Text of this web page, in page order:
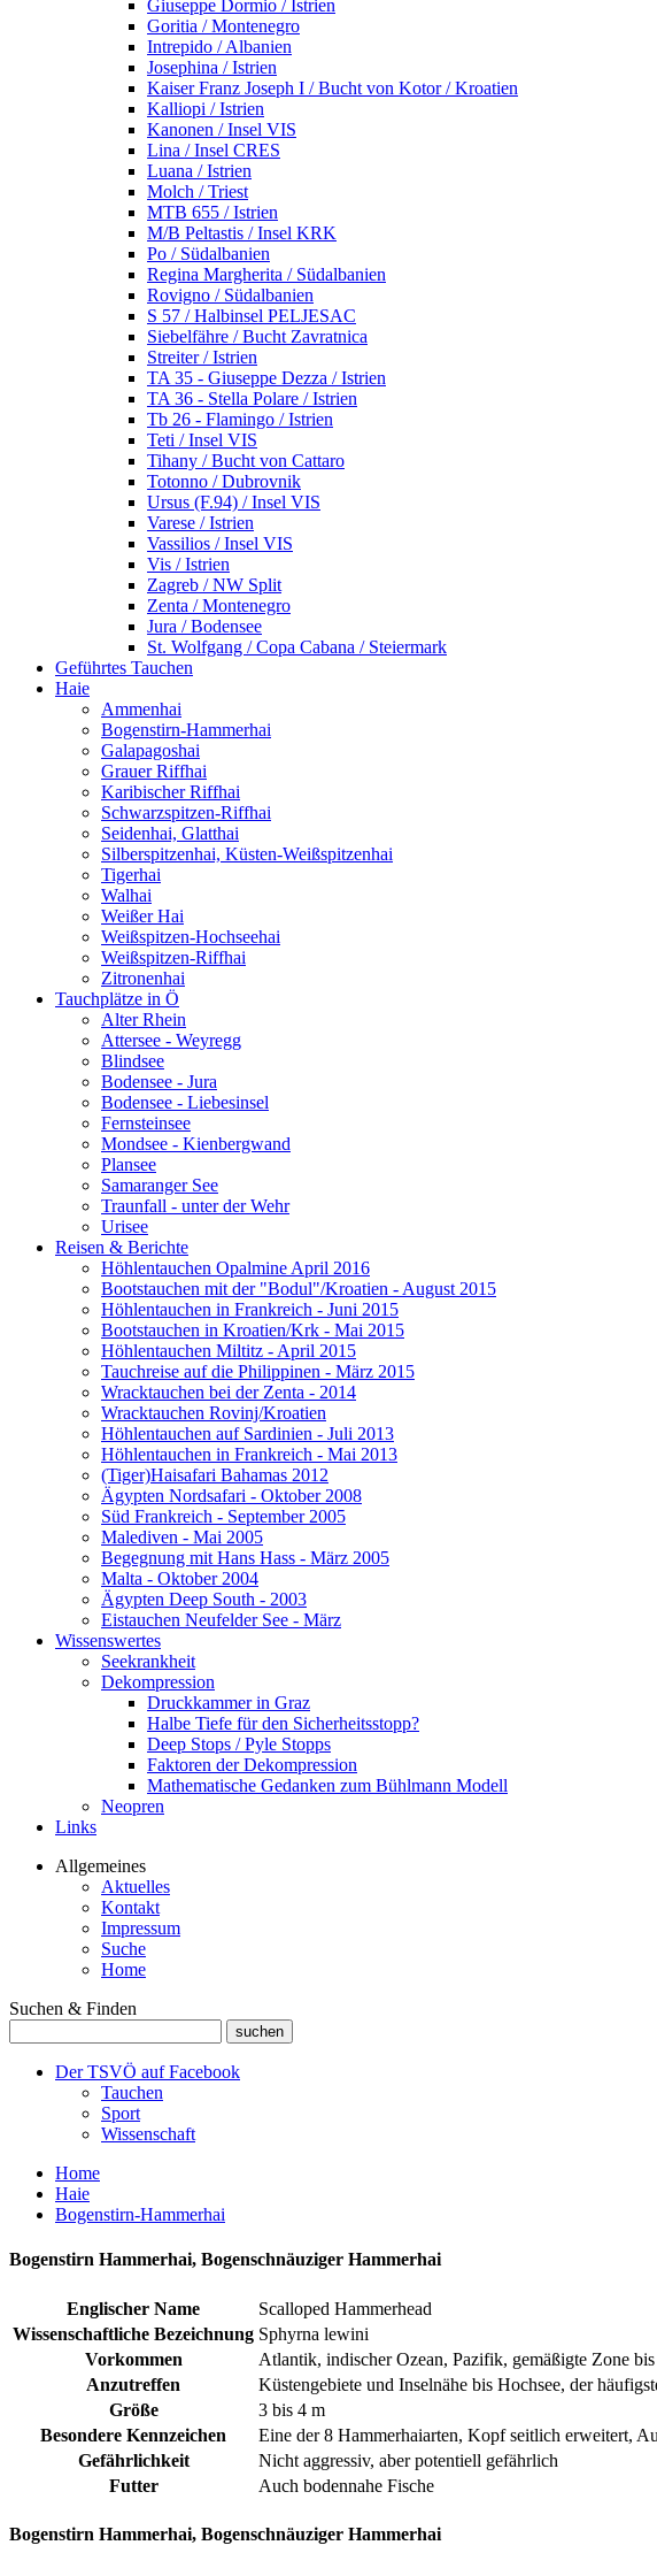
Giuseppe Dormio / Istrien
Goritia / Montenegro
Intrepido / Albanien
Josephina / Istrien
Kaiser Franz Joseph I / Bucht von Kotor / Kroatien
Kalliopi / Istrien
Kanonen / Insel VIS
Lina / Insel CRES
Luana / Istrien
Molch / Triest
MTB 655 / Istrien
M/B Peltastis / Insel KRK
Po / Südalbanien
Regina Margherita / Südalbanien
Rovigno / Südalbanien
S 57 / Halbinsel PELJESAC
Siebelfähre / Bucht Zavratnica
Streiter / Istrien
TA 35 - Giuseppe Dezza / Istrien
TA 36 - Stella Polare / Istrien
Tb 26 - Flamingo / Istrien
Teti / Insel VIS
Tihany / Bucht von Cattaro
Totonno / Dubrovnik
Ursus (F.94) / Insel VIS
Varese / Istrien
Vassilios / Insel VIS
Vis / Istrien
Zagreb / NW Split
Zenta / Montenegro
Jura / Bodensee
St. Wolfgang / Copa Cabana / Steiermark
Geführtes Tauchen
Haie
Ammenhai
Bogenstirn-Hammerhai
Galapagoshai
Grauer Riffhai
Karibischer Riffhai
Schwarzspitzen-Riffhai
Seidenhai, Glatthai
Silberspitzenhai, Küsten-Weißspitzenhai
Tigerhai
Walhai
Weißer Hai
Weißspitzen-Hochseehai
Weißspitzen-Riffhai
Zitronenhai
Tauchplätze in Ö
Alter Rhein
Attersee - Weyregg
Blindsee
Bodensee - Jura
Bodensee - Liebesinsel
Fernsteinsee
Mondsee - Kienbergwand
Plansee
Samaranger See
Traunfall - unter der Wehr
Urisee
Reisen & Berichte
Höhlentauchen Opalmine April 2016
Bootstauchen mit der "Bodul"/Kroatien - August 2015
Höhlentauchen in Frankreich - Juni 2015
Bootstauchen in Kroatien/Krk - Mai 2015
Höhlentauchen Miltitz - April 2015
Tauchreise auf die Philippinen - März 2015
Wracktauchen bei der Zenta - 2014
Wracktauchen Rovinj/Kroatien
Höhlentauchen auf Sardinien - Juli 2013
Höhlentauchen in Frankreich - Mai 2013
(Tiger)Haisafari Bahamas 2012
Ägypten Nordsafari - Oktober 2008
Süd Frankreich - September 2005
Malediven - Mai 2005
Begegnung mit Hans Hass - März 2005
Malta - Oktober 2004
Ägypten Deep South - 2003
Eistauchen Neufelder See - März
Wissenswertes
Seekrankheit
Dekompression
Druckkammer in Graz
Halbe Tiefe für den Sicherheitsstopp?
Deep Stops / Pyle Stopps
Faktoren der Dekompression
Mathematische Gedanken zum Bühlmann Modell
Neopren
Links
Allgemeines
Aktuelles
Kontakt
Impressum
Suche
Home
Suchen & Finden
Der TSVÖ auf Facebook
Tauchen
Sport
Wissenschaft
Home
Haie
Bogenstirn-Hammerhai
Bogenstirn Hammerhai, Bogenschnäuziger Hammerhai
Englischer Name
Scalloped Hammerhead
Wissenschaftliche Bezeichnung Sphyrna lewini
Vorkommen
Atlantik, indischer Ozean, Pazifik, gemäßigte Zone
Anzutreffen
Küstengebiete und Inselnähe bis Hochsee, der
Größe
3 bis 4 m
Besondere Kennzeichen
Eine der 8 Hammerhaiarten, Kopf seitlich erweitert,
Gefährlichkeit
Nicht aggressiv, aber potentiell gefährlich
Futter
Auch bodennahe Fische
Bogenstirn Hammerhai, Bogenschnäuziger Hammerhai